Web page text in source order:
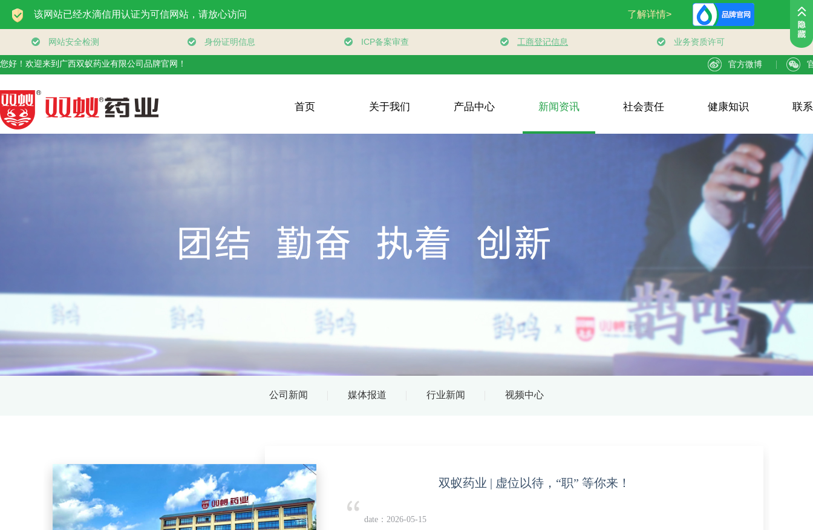
您好！欢迎来到广西双蚁药业有限公司品牌官网！ 官方微博
首页 关于我们 产品中心 新闻资讯 社会责任 健康知识 联
公司新闻 媒体报道 行业新闻 视频中心
双蚁药业 | 虚位以待，“职” 等你来！
date：2026-05-15